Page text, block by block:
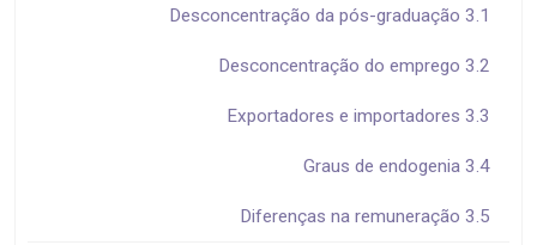
3.1 Desconcentração da pós-graduação
3.2 Desconcentração do emprego
3.3 Exportadores e importadores
3.4 Graus de endogenia
3.5 Diferenças na remuneração